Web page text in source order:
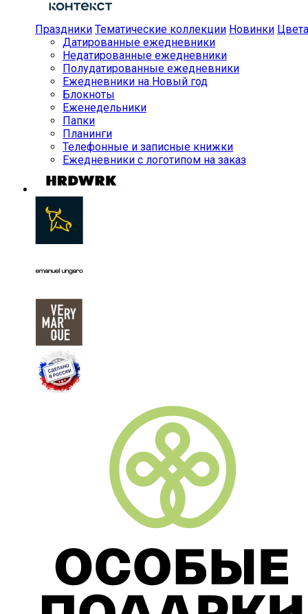
Праздники Тематические коллекции Новинки Цвета
Датированные ежедневники
Недатированные ежедневники
Полудатированные ежедневники
Ежедневники на Новый год
Блокноты
Еженедельники
Папки
Планинги
Телефонные и записные книжки
Ежедневники с логотипом на заказ